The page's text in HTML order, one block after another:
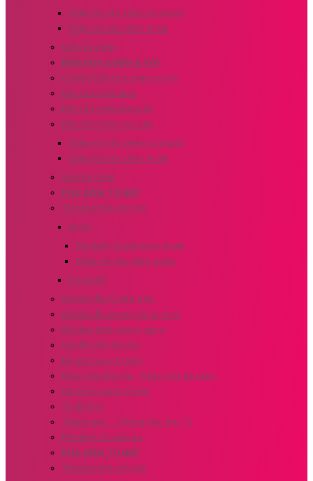
Chậu vòi rửa chén Eurogold
Chậu vòi rửa chén Aroki
Vòi rửa chén
BỒN RỬA CHÉN & VÒI
Combo bồn rửa chén có vòi
Bồn rửa chén Inox
Bồn rửa chén bằng đá
Bồn rửa chén cao cấp
Chậu vòi rửa chén Eurogold
Chậu vòi rửa chén Aroki
Vòi rửa chén
PHỤ KIỆN TỦ BẾP
Thương hiệu nổi bật
Aroki
Phụ kiện tủ bếp Inox Aroki
Chậu vòi rửa chén Aroki
Eurogold
Giá bát đĩa tủ bếp trên
Giá bát đĩa xoong nồi tủ dưới
Giá dao thớt chai lọ gia vị
Giá để chất tẩy rửa
Kệ góc xoay tủ bếp
Khay chia thìa nĩa – khay chia đa năng
Giá treo ngoài tủ bếp
Tủ đồ khô
Thùng gạo – Thùng Rác Âm Tủ
Phụ kiện tủ quần áo
PHỤ KIỆN TỦ BẾP
Thương hiệu nổi bật